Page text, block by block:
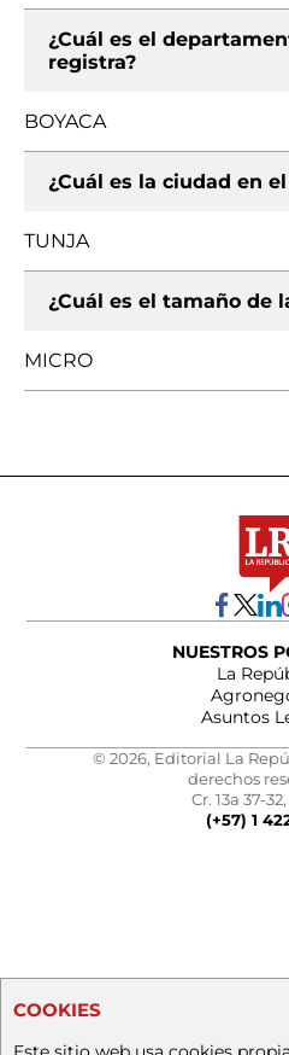
¿Cuál es el
registra?
BOYACA
¿Cuál es la ciudad en
TUNJA
¿Cuál es el tamaño de
MICRO
NUESTROS
La
Asuntos
© 2026, Editorial La
derechos
Cr. 13a 37-
(+57) 1
COOKIES